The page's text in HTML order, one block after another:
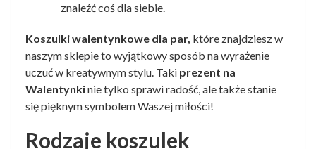
znaleźć coś dla siebie.
Koszulki walentynkowe dla par, które znajdziesz w
naszym sklepieto wyjątkowy sposób na wyrażenie
uczuć w kreatywnym stylu. Taki prezent na
Walentynkinie tylko sprawi radość, ale także stanie
się pięknym symbolem Waszej miłości!
Rodzaje koszulek